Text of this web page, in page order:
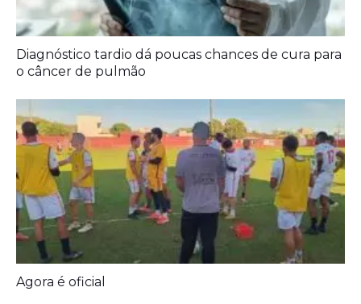
Diagnóstico tardio dá poucas chances de cura para
o câncer de pulmão
Agora é oficial